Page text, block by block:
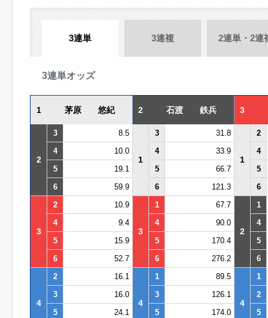
3連単 3連複 2連単・2連
3連単オッズ
1 茅原 悠紀 2 石渡 鉄兵 3
2
3 8.5
1
3 31.8
1
2
4
10.0 4 33.9
4
5
19.1 5 66.7
5
6
59.9 6 121.3 6
3
2 10.9
3
1 67.7
2
1
4
9.4 4 90.0
4
5
15.9 5 170.4
5
6
52.7 6 276.2 6
4
2 16.1
4
1 89.5
4
1
3
16.0 3 126.1
2
5
24.1 5 174.0
5